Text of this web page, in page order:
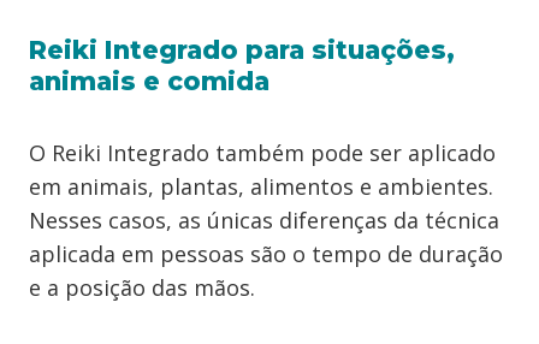
Reiki Integrado para situações,
animais e comida
O Reiki Integrado também pode ser aplicado
em animais, plantas, alimentos e ambientes.
Nesses casos, as únicas diferenças da técnica
aplicada em pessoas são o tempo de duração
e a posição das mãos.